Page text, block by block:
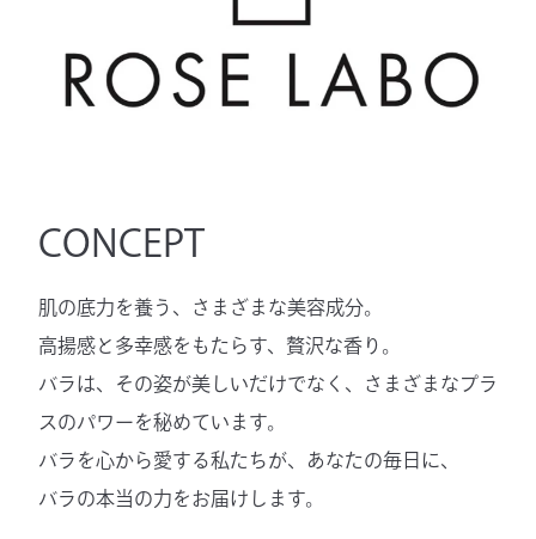
CONCEPT
肌の底力を養う、さまざまな美容成分。
高揚感と多幸感をもたらす、贅沢な香り。
バラは、その姿が美しいだけでなく、さまざまなプラ
スのパワーを秘めています。
バラを心から愛する私たちが、あなたの毎日に、
バラの本当の力をお届けします。